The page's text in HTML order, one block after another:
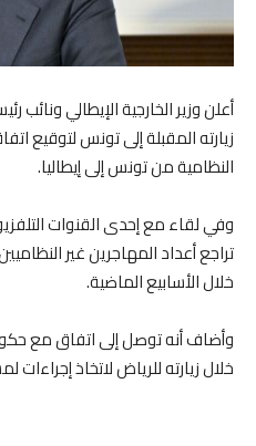
أعلن وزير الخارجية الإيطالي ونائب
زيارته المقبلة إلى تونس لتوقيع
النظامية من تونس إلى إيطاليا.
وفي لقاء مع إحدى القنوات
تراجع أعداد المهاجرين غير
خلال الأسابيع الماضية.
وأضاف أنه توصل إلى اتفاق مع
خلال زيارته للرياض لاتخاذ